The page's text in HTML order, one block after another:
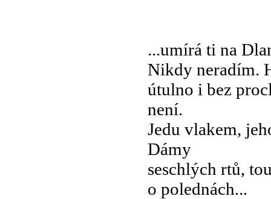
...umírá ti na
Nikdy neradím.
útulno i bez
není.
Jedu vlakem,
Dámy
seschlých rtů,
o polednách...